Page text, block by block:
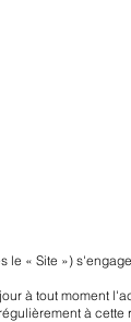
le « Site »)
à tout moment
à